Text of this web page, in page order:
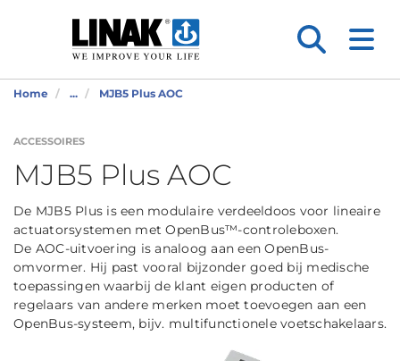
Home ... MJB5 Plus AOC
ACCESSOIRES
MJB5 Plus AOC
De MJB5 Plus is een modulaire verdeeldoos voor lineaire
actuatorsystemen met OpenBus™-controleboxen.
De AOC-uitvoering is analoog aan een OpenBus-
omvormer. Hij past vooral bijzonder goed bij medische
toepassingen waarbij de klant eigen producten of
regelaars van andere merken moet toevoegen aan een
OpenBus-systeem, bijv. multifunctionele voetschakelaars.